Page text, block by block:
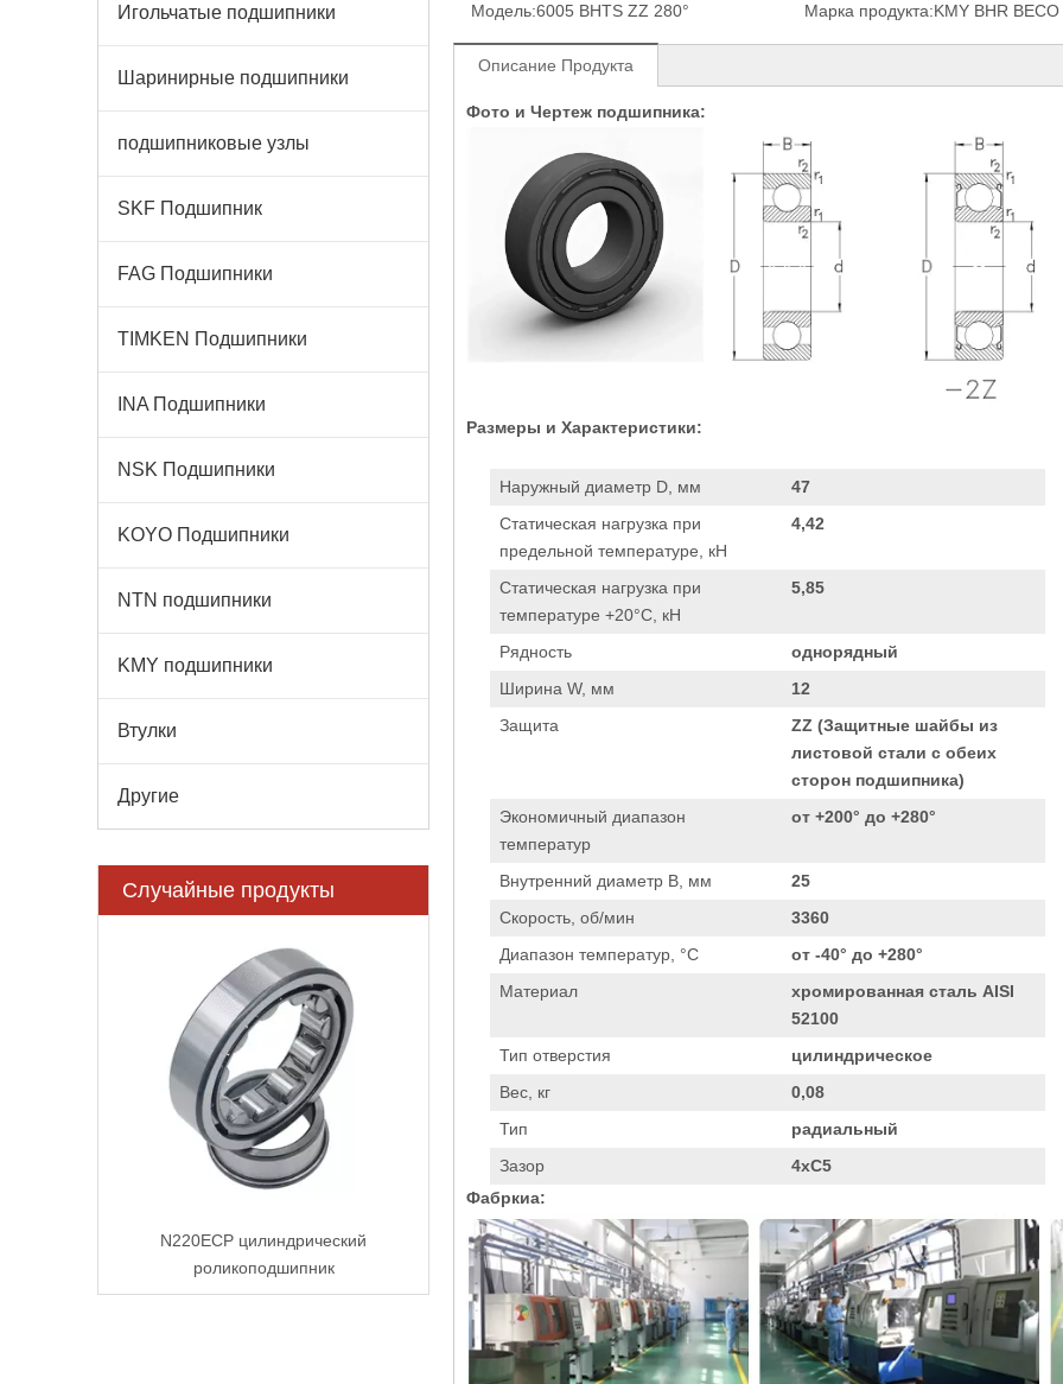
Игольчатые подшипники
Шаринирные подшипники
подшипниковые узлы
SKF Подшипник
FAG Подшипники
TIMKEN Подшипники
INA Подшипники
NSK Подшипники
KOYO Подшипники
NTN подшипники
KMY подшипники
Втулки
Другие
Случайные продукты
N220ECP цилиндрический
роликоподшипник
шарикоподшипник
Модель:6005 BHTS ZZ 280° Марка продукта:KMY BHR BECO
Описание Продукта
Фото и Чертеж подшипника:
Размеры и Характеристики:
Наружный диаметр D, мм
47
Статическая нагрузка при
предельной температуре, кН
4,42
Статическая нагрузка при
температуре +20°С, кН
5,85
Рядность
однорядный
Ширина W, мм
12
Защита
ZZ (Защитные шайбы из
листовой стали с обеих
сторон подшипника)
Экономичный диапазон
температур
от +200° до +280°
Внутренний диаметр B, мм
25
Скорость, об/мин
3360
Диапазон температур, °C
от -40° до +280°
Материал
хромированная сталь AISI
52100
Тип отверстия
цилиндрическое
Вес, кг
0,08
Тип
радиальный
Зазор
4xC5
Фабркиа: